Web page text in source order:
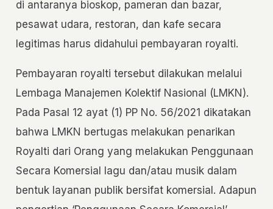
di antaranya bioskop, pameran dan bazar,
pesawat udara, restoran, dan kafe secara
legitimas harus didahului pembayaran royalti.
Pembayaran royalti tersebut dilakukan melalui
Lembaga Manajemen Kolektif Nasional (LMKN).
Pada Pasal 12 ayat (1) PP No. 56/2021 dikatakan
bahwa LMKN bertugas melakukan penarikan
Royalti dari Orang yang melakukan Penggunaan
Secara Komersial lagu dan/atau musik dalam
bentuk layanan publik bersifat komersial. Adapun